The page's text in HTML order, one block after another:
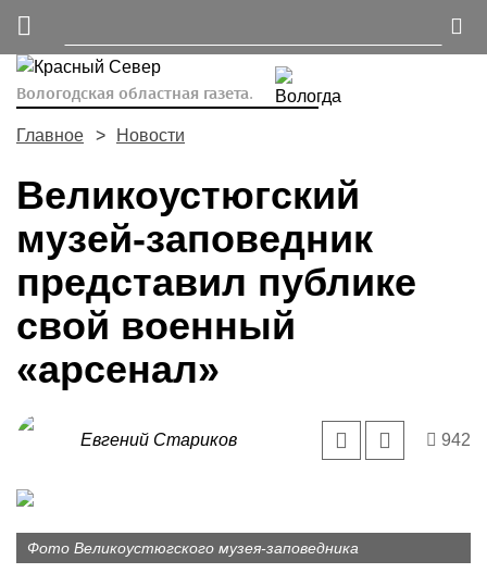
Вологодская областная газета.
Главное Новости
Великоустюгский
музей-заповедник
представил публике
свой военный
«арсенал»
Евгений Стариков 942
Фото Великоустюгского музея-заповедника